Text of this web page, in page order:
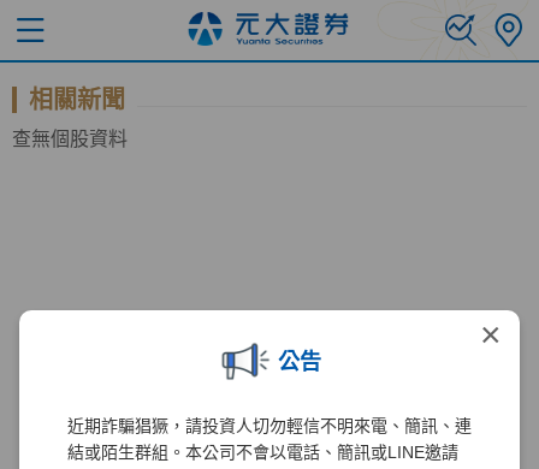
×
公告
近期詐騙猖獗，請投資人切勿輕信不明來電、簡訊、連
結或陌生群組。本公司不會以電話、簡訊或LINE邀請
相關新聞
查無個股資料